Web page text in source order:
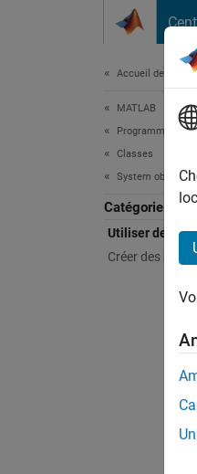
Accueil de la
MATLAB
Programmation
Classes
System objects
Catégorie
Utiliser des
Créer des